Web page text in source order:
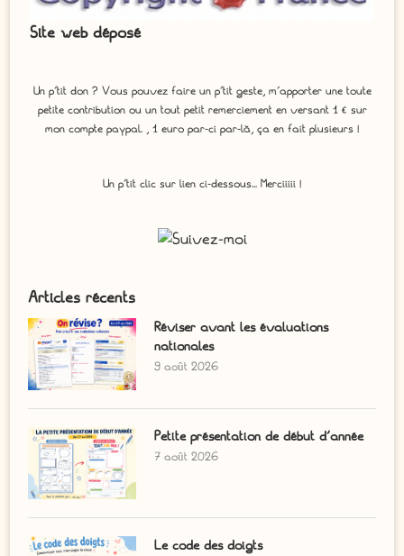
Site web déposé
Un p'tit don ? Vous pouvez faire un p’tit geste, m’apporter une toute
petite contribution ou un tout petit remerciement en versant 1 € sur
mon compte paypal. , 1 euro par-ci par-là, ça en fait plusieurs !
Un p'tit clic sur lien ci-dessous... Merciiiii !
Articles récents
Réviser avant les évaluations
nationales
9 août 2026
Petite présentation de début d’année
7 août 2026
Le code des doigts